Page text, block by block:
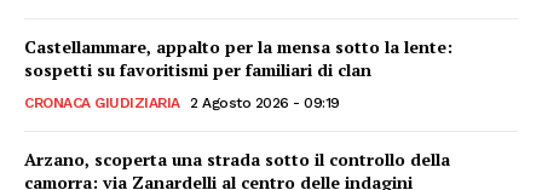
Castellammare, appalto per la mensa sotto la lente:
sospetti su favoritismi per familiari di clan
CRONACA GIUDIZIARIA 2 Agosto 2026 - 09:19
Arzano, scoperta una strada sotto il controllo della
camorra: via Zanardelli al centro delle indagini